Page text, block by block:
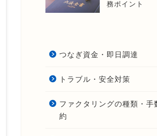
務ポイント
つなぎ資金・即日調達
トラブル・安全対策
ファクタリングの種類・手
約